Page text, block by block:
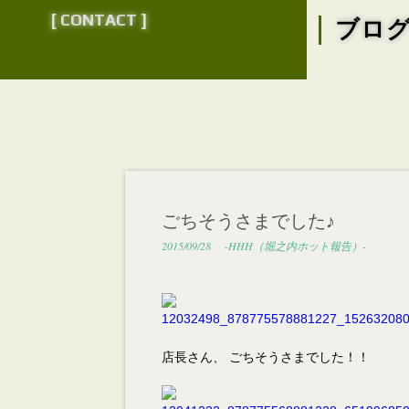
[ CONTACT ] ブロ
ごちそうさまでした♪
2015/09/28 -HHH（堀之内ホット報告）-
店長さん、 ごちそうさまでした！！